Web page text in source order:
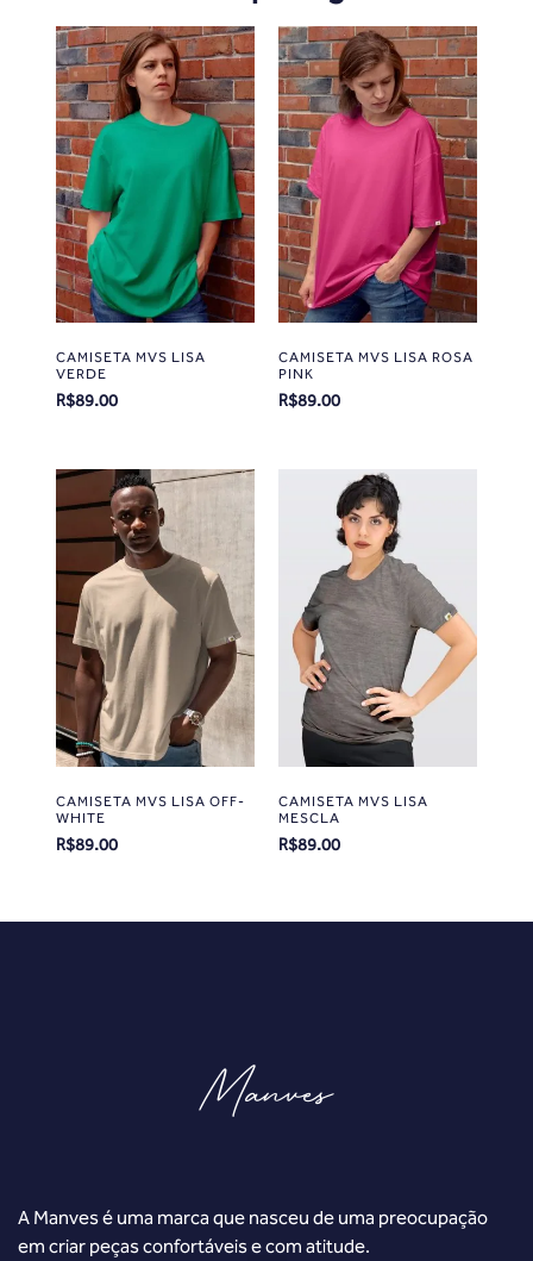
CAMISETA MVS LISA
VERDE
R$89.00
CAMISETA MVS LISA ROSA
PINK
R$89.00
CAMISETA MVS LISA OFF-
WHITE
R$89.00
CAMISETA MVS LISA
MESCLA
R$89.00
A Manves é uma marca que nasceu de uma preocupação
em criar peças confortáveis e com atitude.